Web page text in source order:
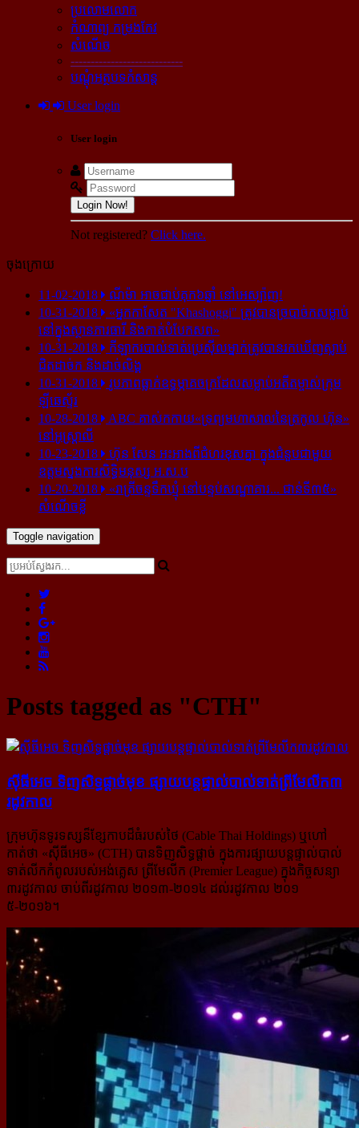
ប្រលោមលោក
កំណាព្យ កម្រងកែវ
សំណើច
----------------------------
បណ្ដុំអត្ថបទកំសាន្ដ
User login
User login
Login Now!
Not registered? Click here.
ចុងក្រោយ
11-02-2018
ណីម៉ា អាច​ជាប់​គុក​៦ឆ្នាំ នៅ​អេស្ប៉ាញ!
10-31-2018
«អ្នក​កាសែត "Khashoggi" ត្រូវ​បាន​ច្របាច់ក​សម្លាប់​
នៅ​ក្នុង​ស្ថាន​ភារធារី និង​កាត់​បំបែក​សព»
10-31-2018
កីឡាករ​បាល់ទាត់​ប្រេស៊ីល​ម្នាក់​ត្រូវ​បាន​រក​ឃើញ​ស្លាប់​
ជិត​ដាច់ក និង​ដាច់​លិង្គ
10-31-2018
រូបភាព​ធ្លាក់​ឧទ្ធម្ភាគចក្រ​ដែល​សម្លាប់​អតីត​ម្ចាស់​ក្រុម​
ឡីឆេស្ទ័រ
10-28-2018
ABC គាស់​កកាយ​«ទ្រព្យមហាសាល​នៃ​ត្រកូល ហ៊ុន»​
នៅ​អូស្ត្រាលី
10-23-2018
ហ៊ុន សែន អះអាង​ពី​ជំហរ​ខុស​គ្នា ក្នុង​ជំនួប​ជាមួយ​
ឧត្តម​ស្នងការ​សិទ្ធិ​មនុស្ស អ.ស.ប
10-20-2018
«រាត្រីចន្ទទឹកឃ្មុំ នៅបន្ទប់សណ្ឋាគារ... ជាន់ទី៣៥»
សំណើចខ្លី
Toggle navigation
Posts tagged as "CTH"
ស៊ីធីអេច ទិញ​សិទ្ធ​ផ្តាច់​មុខ ​ផ្សាយ​បន្ត​ផ្ទាល់​បាល់​ទាត់​ព្រីមែលីក​៣​
រដូវ​កាល
ក្រុមហ៊ុនទូរទស្សន៏ខ្សែកាបដ៏ធំរបស់ថៃ (Cable Thai Holdings) ឬហៅ
កាត់ថា «ស៊ីធីអេច» (CTH) បានទិញសិទ្ធផ្តាច់ ក្នុង​ការផ្សាយបន្តផ្ទាល់បាល់
ទាត់លីកកំពូលរបស់អង់គ្លេស ព្រីមែលីក (Premier League) ក្នុងកិច្ចសន្យា
៣រដូវកាល ចាប់​ពី​រដូវកាល ២០១៣-២០១៤ ដល់រដូវកាល ២០១
៥-២០១៦។